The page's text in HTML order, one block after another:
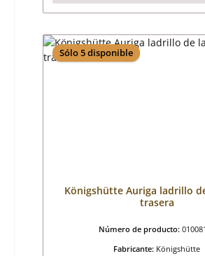
Sólo 5 disponible
Königshütte Auriga ladrillo
trasera
Número de producto:
Fabricante: Königshütte